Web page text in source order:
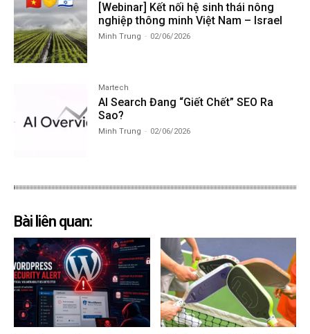
[Webinar] Kết nối hệ sinh thái nông
nghiệp thông minh Việt Nam – Israel
Minh Trung - 02/06/2026
Martech
AI Search Đang “Giết Chết” SEO Ra
Sao?
Minh Trung - 02/06/2026
Bài liên quan: